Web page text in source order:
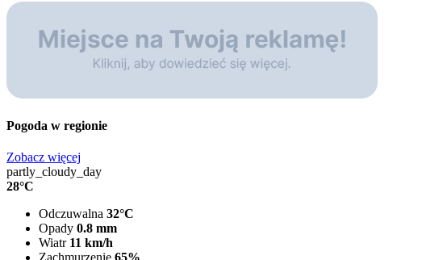
Pogoda w regionie
Zobacz więcej
partly_cloudy_day
28°C
Odczuwalna 32°C
Opady 0.8 mm
Wiatr 11 km/h